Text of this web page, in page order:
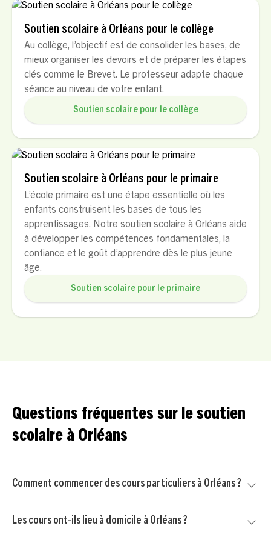
Soutien scolaire à Orléans pour le collège
Au collège, l’objectif est de consolider les bases, de
mieux organiser les devoirs et de préparer les étapes
clés comme le Brevet. Le professeur adapte chaque
séance au niveau de votre enfant.
Soutien scolaire pour le collège
Soutien scolaire à Orléans pour le primaire
L’école primaire est une étape essentielle où les
enfants construisent les bases de tous les
apprentissages. Notre soutien scolaire à Orléans aide
à développer les compétences fondamentales, la
confiance et le goût d’apprendre dès le plus jeune
âge.
Soutien scolaire pour le primaire
Questions fréquentes sur le soutien
scolaire à Orléans
Comment commencer des cours particuliers à Orléans ?
avec un conseiller pédagogique. Nous mettons ensuite
votre enfant en relation avec un professeur particulier
Les cours ont-ils lieu à domicile à Orléans ?